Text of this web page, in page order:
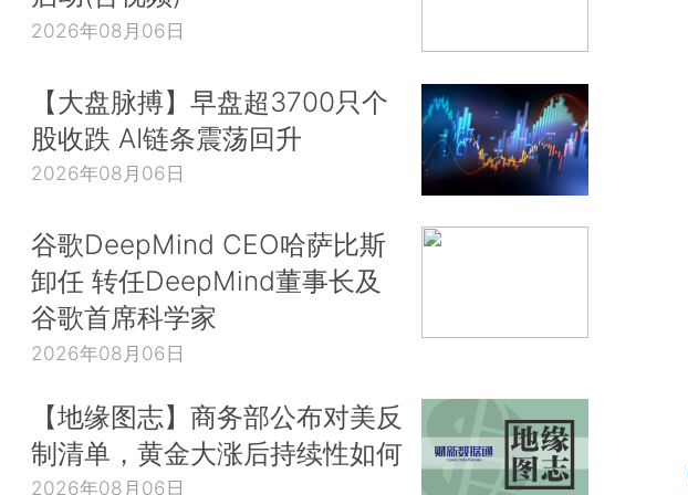
2026年08月06日
【大盘脉搏】早盘超3700只个
股收跌 AI链条震荡回升
2026年08月06日
谷歌DeepMind CEO哈萨比斯
卸任 转任DeepMind董事长及
谷歌首席科学家
2026年08月06日
【地缘图志】商务部公布对美反
制清单，黄金大涨后持续性如何
2026年08月06日